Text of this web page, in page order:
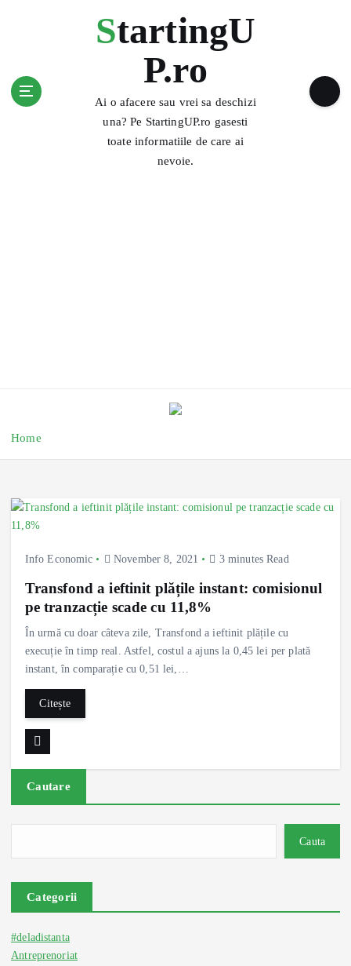
StartingU
P.ro
Ai o afacere sau vrei sa deschizi
una? Pe StartingUP.ro gasesti
toate informatiile de care ai
nevoie.
Home
Info Economic November 8, 2021 3 minutes Read
Transfond a ieftinit plățile instant: comisionul
pe tranzacție scade cu 11,8%
În urmă cu doar câteva zile, Transfond a ieftinit plățile cu
execuție în timp real. Astfel, costul a ajuns la 0,45 lei per plată
instant, în comparație cu 0,51 lei,…
Citește
Cautare
Cauta
Categorii
#deladistanta
Antreprenoriat